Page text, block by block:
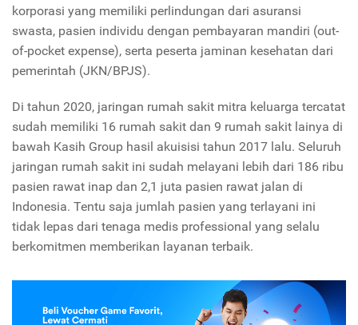
korporasi yang memiliki perlindungan dari asuransi
swasta, pasien individu dengan pembayaran mandiri (out-
of-pocket expense), serta peserta jaminan kesehatan dari
pemerintah (JKN/BPJS).
Di tahun 2020, jaringan rumah sakit mitra keluarga tercatat
sudah memiliki 16 rumah sakit dan 9 rumah sakit lainya di
bawah Kasih Group hasil akuisisi tahun 2017 lalu. Seluruh
jaringan rumah sakit ini sudah melayani lebih dari 186 ribu
pasien rawat inap dan 2,1 juta pasien rawat jalan di
Indonesia. Tentu saja jumlah pasien yang terlayani ini
tidak lepas dari tenaga medis professional yang selalu
berkomitmen memberikan layanan terbaik.